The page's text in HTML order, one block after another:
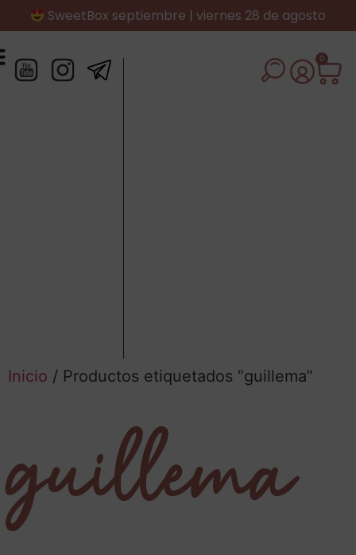
SweetBox septiembre | viernes 28 de agosto
0
Inicio / Productos etiquetados “guillema”
guillema